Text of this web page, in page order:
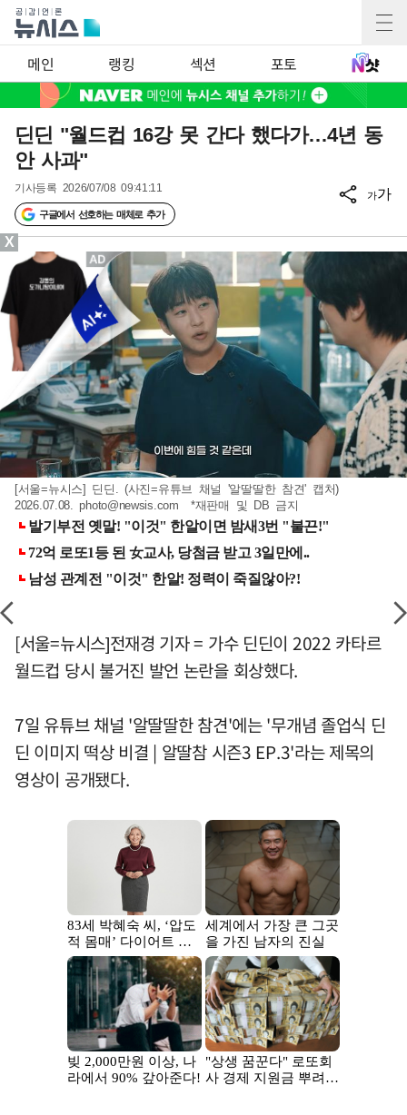
메인 랭킹 섹션 포토
딘딘 "월드컵 16강 못 간다 했다가…4년 동
안 사과"
기사등록 2026/07/08 09:41:11
구글에서 선호하는 매체로 추가
가가
[서울=뉴시스] 딘딘. (사진=유튜브 채널 '알딸딸한 참견' 캡처)
2026.07.08.photo@newsis.com *재판매 및 DB 금지
[서울=뉴시스]전재경 기자 = 가수 딘딘이 2022 카타르
월드컵 당시 불거진 발언 논란을 회상했다.
7일 유튜브 채널 '알딸딸한 참견'에는 '무개념 졸업식 딘
딘 이미지 떡상 비결 | 알딸참 시즌3 EP.3'라는 제목의
영상이 공개됐다.
X